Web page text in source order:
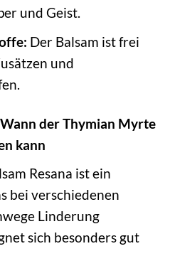
und Geist.
Der Balsam ist frei
und
der Thymian Myrte
kann
Resana ist ein
bei verschiedenen
Linderung
sich besonders gut